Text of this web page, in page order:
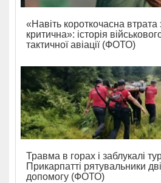
«Навіть короткочасна втрата
критична»: історія
тактичної авіації (ФОТО)
Травма в горах і заблукалі
Прикарпатті рятувальники
допомогу (ФОТО)